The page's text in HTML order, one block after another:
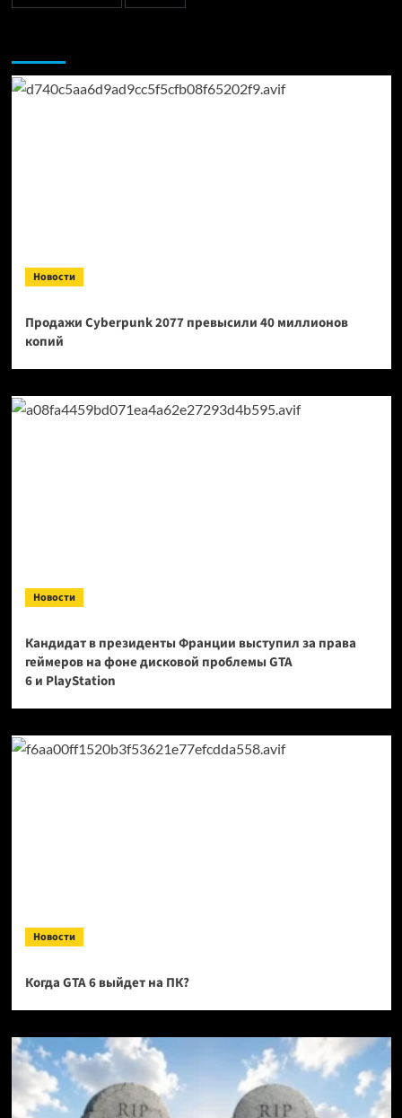
Новости
Продажи Cyberpunk 2077 превысили 40 миллионов
копий
Новости
Кандидат в президенты Франции выступил за права
геймеров на фоне дисковой проблемы GTA
6 и PlayStation
Новости
Когда GTA 6 выйдет на ПК?